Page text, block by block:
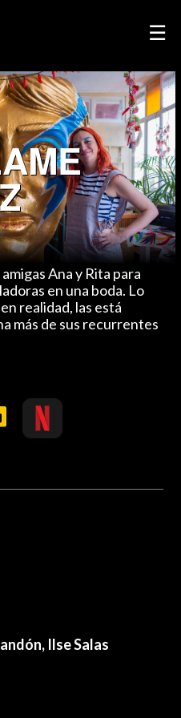
×
☰
Ana y Rita para
en una boda. Lo
realidad, las está
más de sus recurrentes
Ilse Salas